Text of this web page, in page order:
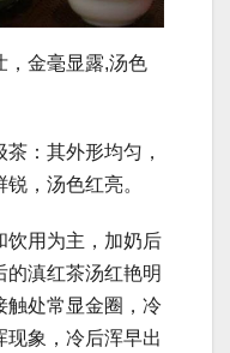
，金毫显露,汤色
茶：其外形均匀，
，汤色红亮。
饮用为主，加奶后
的滇红茶汤红艳明
触处常显金圈，冷
现象，冷后浑早出